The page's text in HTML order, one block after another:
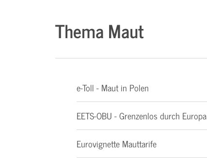
Thema Maut
e-Toll - Maut in Polen
EETS-OBU - Grenzenlos durch Europa
Eurovignette Mauttarife